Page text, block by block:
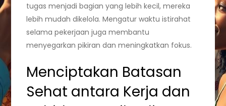
tugas menjadi bagian yang lebih kecil, mereka
lebih mudah dikelola. Mengatur waktu istirahat
selama pekerjaan juga membantu
menyegarkan pikiran dan meningkatkan fokus.
Menciptakan Batasan
Sehat antara Kerja dan